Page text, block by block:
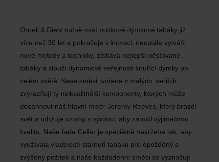
Ornell & Diehl ručně mísí butikové dýmkové tabáky již
více než 30 let a pokračuje v inovaci, neustále vytváří
nové metody a techniky, získává nejlepší pěstované
tabáky a slouží dynamické veřejnosti kouřící dýmky po
celém světě. Naše směsi tvořené v malých seriích
zvýrazňují ty nejkvalitnější komponenty, kterých může
dosáhnout náš hlavní mixér Jeremy Reeves, který brázdí
svět a udržuje vztahy s výrobci, aby zaručil výjimečnou
kvalitu. Naše řada Cellar je speciálně navržena tak, aby
využívala vlastností stárnutí tabáku pro opožděný a
zvýšený požitek a naše každodenní směsi se vyznačují